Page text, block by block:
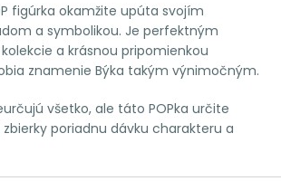
figúrka okamžite upúta svojím
a symbolikou. Je perfektným
a krásnou pripomienkou
znamenie Býka takým výnimočným.
všetko, ale táto POPka určite
zbierky poriadnu dávku charakteru a